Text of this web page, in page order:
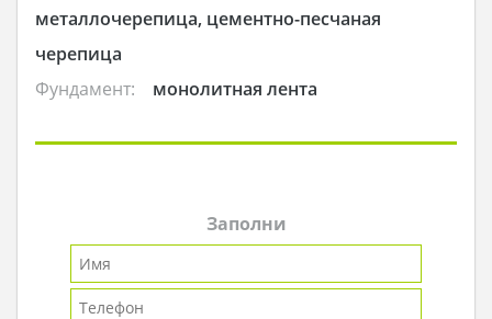
металлочерепица, цементно-песчаная
черепица
Фундамент:
монолитная лента
Заполни